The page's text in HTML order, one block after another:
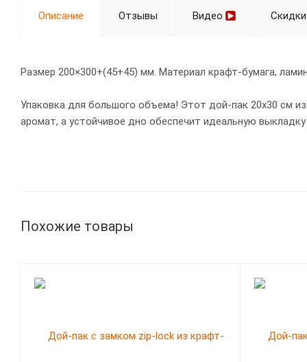
Описание Отзывы Видео Скидки
Размер 200×300+(45+45) мм. Материал крафт-бумага,
Упаковка для большого объема! Этот дой-пак 20х30 см
аромат, а устойчивое дно обеспечит идеальную
Похожие товары